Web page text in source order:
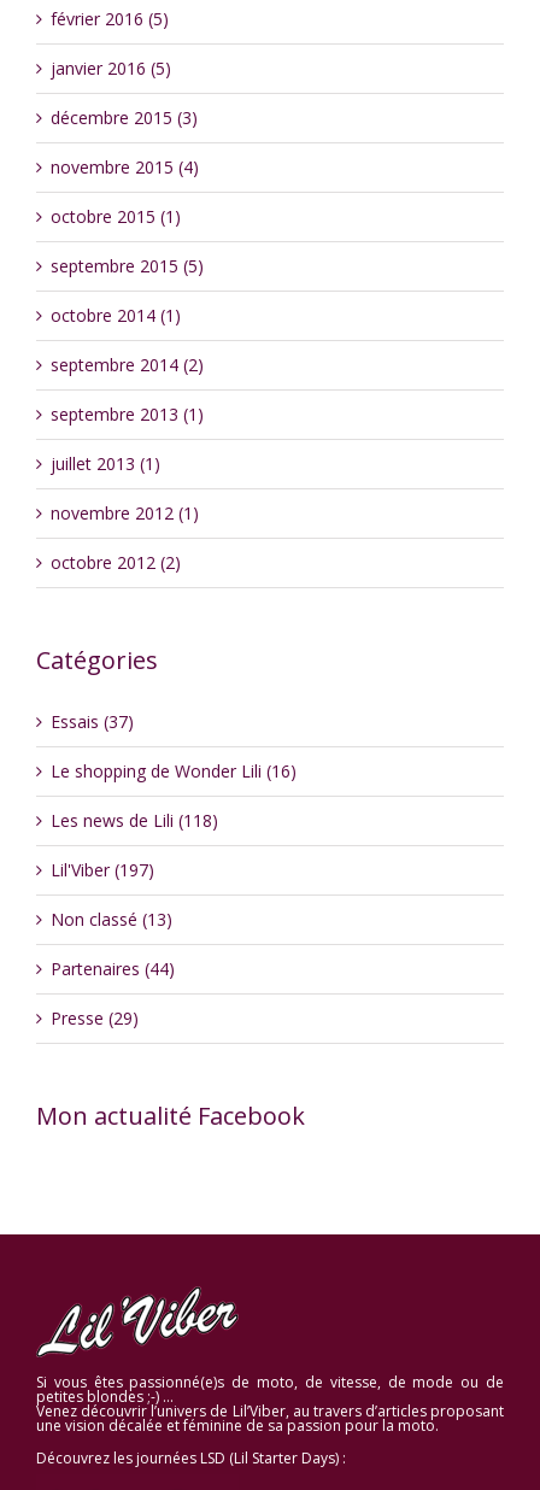
février 2016 (5)
janvier 2016 (5)
décembre 2015 (3)
novembre 2015 (4)
octobre 2015 (1)
septembre 2015 (5)
octobre 2014 (1)
septembre 2014 (2)
septembre 2013 (1)
juillet 2013 (1)
novembre 2012 (1)
octobre 2012 (2)
Catégories
Essais (37)
Le shopping de Wonder Lili (16)
Les news de Lili (118)
Lil'Viber (197)
Non classé (13)
Partenaires (44)
Presse (29)
Mon actualité Facebook
Si vous êtes passionné(e)s de moto, de vitesse, de mode ou de
petites blondes ;-) …
Venez découvrir l’univers de Lil’Viber, au travers d’articles proposant
une vision décalée et féminine de sa passion pour la moto.
Découvrez les journées LSD (Lil Starter Days) :